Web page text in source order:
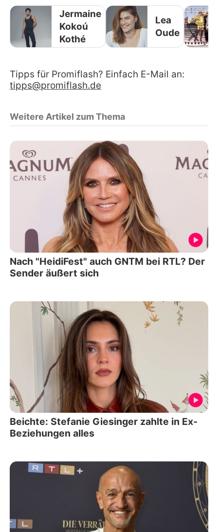
Jermaine
Kokoú
Kothé
Lea
Oude
Tipps für Promiflash? Einfach E-Mail an:
tipps@promiflash.de
Weitere Artikel zum Thema
Nach "HeidiFest" auch GNTM bei RTL? Der
Sender äußert sich
Beichte: Stefanie Giesinger zahlte in Ex-
Beziehungen alles